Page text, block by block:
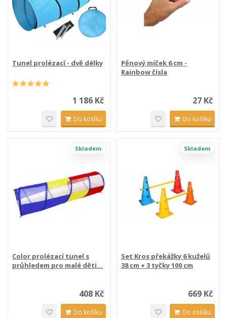
Tunel prolézací - dvě délky
1 186 Kč
Do košíku
Pěnový míček 6 cm -
Rainbow čísla
27 Kč
Do košíku
Skladem
Color prolézací tunel s
průhledem pro malé děti...
408 Kč
Do košíku
Skladem
Set Kros překážky 6 kuželů
38 cm + 3 tyčky 100 cm
669 Kč
Do košíku